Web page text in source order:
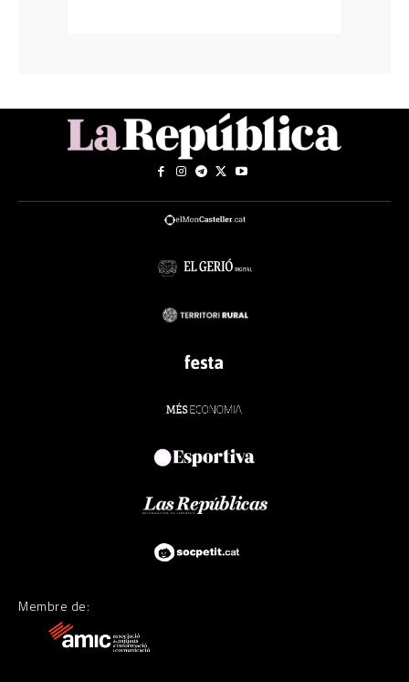
Membre de: